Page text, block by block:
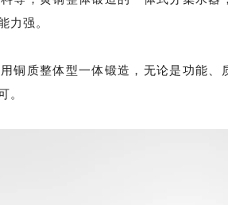
力强。
铜质整体型一体锻造，无论是功能、
。